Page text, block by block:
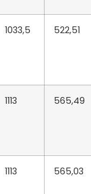
1033,5 522,51
1113 565,49
1113 565,03